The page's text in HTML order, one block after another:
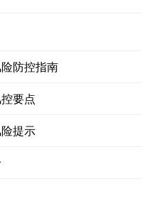
防控指南
要点
提示